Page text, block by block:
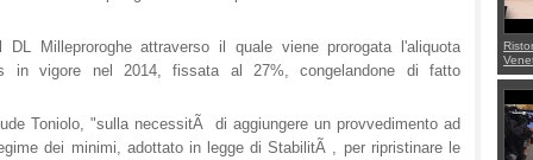
Milleproroghe attraverso il quale viene prorogata l'aliquota
in vigore nel 2014, fissata al 27%, congelandone di fatto
Toniolo, "sulla necessitÃ di aggiungere un provvedimento ad
dei minimi, adottato in legge di StabilitÃ , per ripristinare le
con